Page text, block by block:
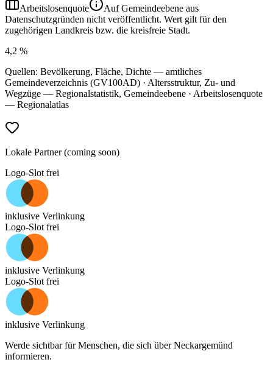
Arbeitslosenquote
Auf Gemeindeebene aus
Datenschutzgründen nicht veröffentlicht. Wert gilt für den
zugehörigen Landkreis bzw. die kreisfreie Stadt.
4,2 %
Quellen: Bevölkerung, Fläche, Dichte — amtliches
Gemeindeverzeichnis (GV100AD) · Altersstruktur, Zu- und
Wegzüge — Regionalstatistik, Gemeindeebene · Arbeitslosenquote
— Regionalatlas
Lokale Partner (coming soon)
Logo-Slot frei
inklusive Verlinkung
Logo-Slot frei
inklusive Verlinkung
Logo-Slot frei
inklusive Verlinkung
Werde sichtbar für Menschen, die sich überNeckargemünd
informieren.